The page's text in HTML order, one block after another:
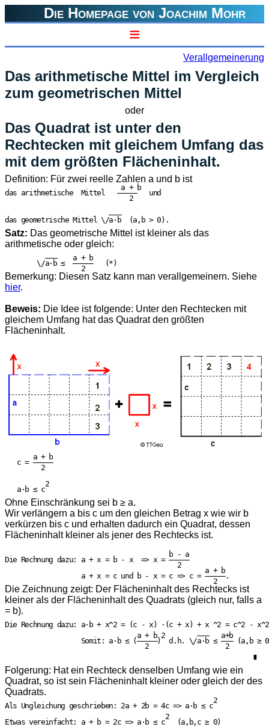
Die Homepage von Joachim Mohr
≡
Verallgemeinerung
Das arithmetische Mittel im Vergleich
zum geometrischen Mittel
oder
Das Quadrat ist unter den
Rechtecken mit gleichem Umfang das
mit dem größten Flächeninhalt.
Definition: Für zwei reelle Zahlen a und b ist
                             a + b
das arithmetische  Mittel   —————   und
                               2
                          ———
das geometrische Mittel \/a·b  (a,b > 0).
Satz: Das geometrische Mittel ist kleiner als das
arithmetische oder gleich:
          ———    a + b
        \/a·b ≤  —————   (*)
                   2
Bemerkung: Diesen Satz kann man verallgemeinern. Siehe
hier.
Beweis: Die Idee ist folgende: Unter den Rechtecken mit
gleichem Umfang hat das Quadrat den größten
Flächeninhalt.
       a + b
   c = —————
         2
          2
   a·b ≤ c
Ohne Einschränkung sei b ≥ a.
Wir verlängern a bis c um den gleichen Betrag x wie wir b
verkürzen bis c und erhalten dadurch ein Quadrat, dessen
Flächeninhalt kleiner als jener des Rechtecks ist.
                                         b - a
Die Rechnung dazu: a + x = b - x  => x = —————
                                           2
                                                  a + b
                   a + x = c und b - x = c => c = —————.
                                                    2
Die Zeichnung zeigt: Der Flächeninhalt des Rechtecks ist
kleiner als der Flächeninhalt des Quadrats (gleich nur, falls a
= b).
Die Rechnung dazu: a·b + x^2 = (c - x) ·(c + x) + x ^2 = c^2 -
                                 a + b 2        ———   a+b
Somit: a·b ≤ (—————)  d.h. \/a·b ≤ ——— (a,b ≥
                                   2                   2
                                                              ∎
Folgerung: Hat ein Rechteck denselben Umfang wie ein
Quadrat, so ist sein Flächeninhalt kleiner oder gleich der des
Quadrats.
                                                    2
Als Ungleichung geschrieben: 2a + 2b = 4c => a·b ≤ c
                                        2
Etwas vereinfacht: a + b = 2c => a·b ≤ c   (a,b,c ≥ 0)